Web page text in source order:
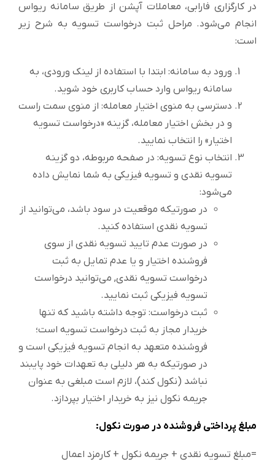
در کارگزاری فارابی، معاملات آپشن از طریق سامانه ریواس
انجام می‌شود. مراحل ثبت درخواست تسویه به شرح زیر
است:
ورود به سامانه: ابتدا با استفاده از لینک ورودی، به
سامانه ریواس وارد حساب کاربری خود شوید.
دسترسی به منوی اختیار معامله: از منوی سمت راست
و در بخش اختیار معامله، گزینه «درخواست تسویه
اختیار» را انتخاب نمایید.
انتخاب نوع تسویه: در صفحه مربوطه، دو گزینه
تسویه نقدی و تسویه فیزیکی به شما نمایش داده
می‌شود:
در صورتیکه موقعیت در سود باشد، می‌توانید از
تسویه نقدی استفاده کنید.
در صورت عدم تایید تسویه نقدی از سوی
فروشنده اختیار و یا عدم تمایل به ثبت
درخواست تسویه نقدی, می‌توانید درخواست
تسویه فیزیکی ثبت نمایید.
ثبت درخواست: توجه داشته باشید که تنها
خریدار مجاز به ثبت درخواست تسویه است؛
فروشنده متعهد به انجام تسویه فیزیکی است و
در صورتیکه به هر دلیلی به تعهدات خود پایبند
نباشد (نکول کند)، لازم است مبلغی به عنوان
جریمه نکول نیز به خریدار اختیار بپردازد.
مبلغ پرداختی فروشنده در صورت نکول:
=مبلغ تسویه نقدی + جریمه نکول + کارمزد اعمال